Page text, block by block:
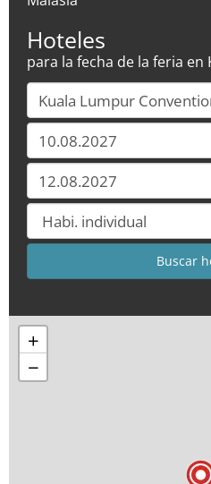
Hoteles
para la fecha de la feria en
+
−